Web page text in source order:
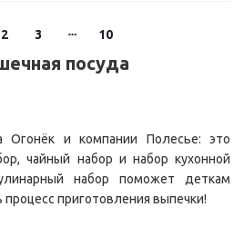
2 3 10
посуда
Огонёк и компании Полесье: это
чайный набор и набор кухонной
набор поможет деткам
приготовления выпечки!